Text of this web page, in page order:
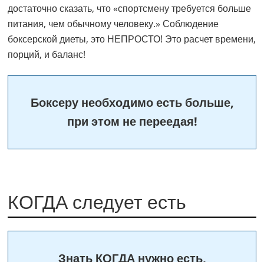
достаточно сказать, что «спортсмену требуется больше
питания, чем обычному человеку.» Соблюдение
боксерской диеты, это НЕПРОСТО! Это расчет времени,
порций, и баланс!
Боксеру необходимо есть больше,
при этом не переедая!
КОГДА следует есть
Знать КОГДА нужно есть,